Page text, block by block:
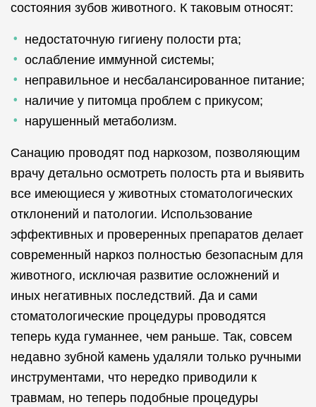
состояния зубов животного. К таковым относят:
недостаточную гигиену полости рта;
ослабление иммунной системы;
неправильное и несбалансированное питание;
наличие у питомца проблем с прикусом;
нарушенный метаболизм.
Санацию проводят под наркозом, позволяющим
врачу детально осмотреть полость рта и выявить
все имеющиеся у животных стоматологических
отклонений и патологии. Использование
эффективных и проверенных препаратов делает
современный наркоз полностью безопасным для
животного, исключая развитие осложнений и
иных негативных последствий. Да и сами
стоматологические процедуры проводятся
теперь куда гуманнее, чем раньше. Так, совсем
недавно зубной камень удаляли только ручными
инструментами, что нередко приводили к
травмам, но теперь подобные процедуры